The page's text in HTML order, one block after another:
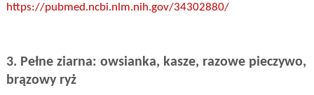
https://pubmed.ncbi.nlm.nih.gov/34302880/
3. Pełne ziarna: owsianka, kasze, razowe pieczywo,
brązowy ryż